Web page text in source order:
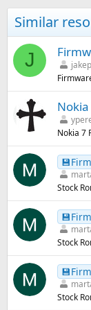
c
c
i
o
e
:
Similar
J
Nokia 7
Stock
Stock
Stock